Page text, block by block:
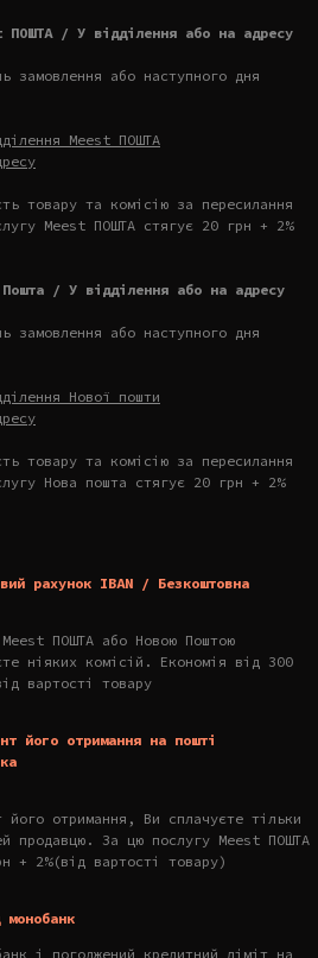
ПОШТА / У відділення або на адресу
замовлення або наступного дня
Meest ПОШТА
товару та комісію за пересилання
Meest ПОШТА стягує 20 грн + 2%
/ У відділення або на адресу
замовлення або наступного дня
Нової пошти
товару та комісію за пересилання
Нова пошта стягує 20 грн + 2%
рахунок IBAN / Безкоштовна
ПОШТА або Новою Поштою
ніяких комісій. Економія від 300
вартості товару
його отримання на пошті
його отримання, Ви сплачуєте тільки
продавцю. За цю послугу Meest ПОШТА
+ 2%(від вартості товару)
монобанк
і погоджений кредитний ліміт на